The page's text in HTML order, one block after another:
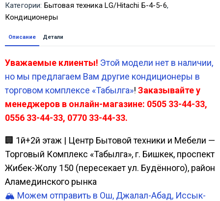
Категории: Бытовая техника LG/Hitachi Б-4-5-6,
Кондиционеры
Описание Детали
Уважаемые клиенты! Этой модели нет в наличии,
но мы предлагаем Вам другие кондиционеры в
торговом комплексе «Табылга»! Заказывайте у
менеджеров в онлайн-магазине: 0505 33-44-33,
0556 33-44-33, 0770 33-44-33.
🏢 1й+2й этаж | Центр Бытовой техники и Мебели —
Торговый Комплекс «Табылга», г. Бишкек, проспект
Жибек-Жолу 150 (пересекает ул. Будённого), район
Аламединского рынка
🏔️ Можем отправить в Ош, Джалал-Абад, Иссык-